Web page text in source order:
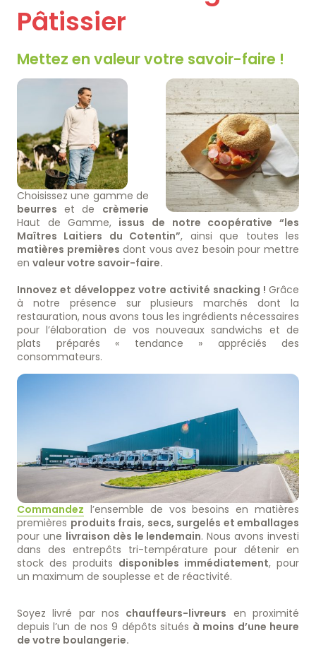
Pâtissier
Mettez en valeur votre savoir-faire !
Choisissez une gamme de
beurres et de crèmerie
Haut de Gamme, issus de notre coopérative “les
Maîtres Laitiers du Cotentin”, ainsi que toutes les
matières premières dont vous avez besoin pour mettre
en valeur votre savoir-faire.
Innovez et développez votre activité snacking ! Grâce
à notre présence sur plusieurs marchés dont la
restauration, nous avons tous les ingrédients nécessaires
pour l’élaboration de vos nouveaux sandwichs et de
plats préparés « tendance » appréciés des
consommateurs.
Commandez l’ensemble de vos besoins en matières
premières produits frais, secs, surgelés et emballages
pour une livraison dès le lendemain. Nous avons investi
dans des entrepôts tri-température pour détenir en
stock des produits disponibles immédiatement, pour
un maximum de souplesse et de réactivité.
Soyez livré par nos chauffeurs-livreurs en proximité
depuis l’un de nos 9 dépôts situés à moins d’une heure
de votre boulangerie.
Artisan Boucher-Charcutier-Traiteur
Artisan Crémier-Fromager
Restaurateur
Collectivité
Catalogues
Nos engagement RSE
Nous rejoindre
Travailler ensemble
Nos offres d'emplois
Contact
Tél+33 2 30 21 01 21E-mail
contact@teamouestdistralis.fr